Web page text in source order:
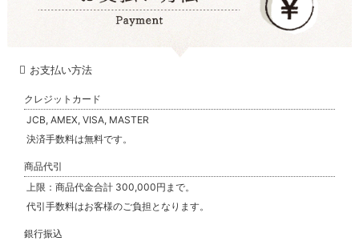
お支払い方法
クレジットカード
JCB, AMEX, VISA, MASTER
決済手数料は無料です。
商品代引
上限：商品代金合計 300,000円まで。
代引手数料はお客様のご負担となります。
銀行振込